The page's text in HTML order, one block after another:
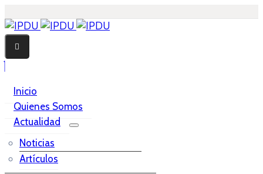
Inicio
Quienes Somos
Actualidad
Noticias
Artículos